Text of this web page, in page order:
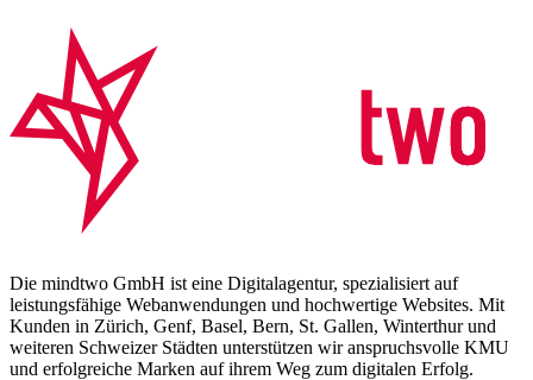
Die mindtwo GmbH ist eine Digitalagentur, spezialisiert auf
leistungsfähige Webanwendungen und hochwertige Websites. Mit
Kunden in Zürich, Genf, Basel, Bern, St. Gallen, Winterthur und
weiteren Schweizer Städten unterstützen wir anspruchsvolle KMU
und erfolgreiche Marken auf ihrem Weg zum digitalen Erfolg.